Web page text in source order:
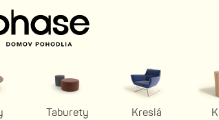
Taburety Kreslá